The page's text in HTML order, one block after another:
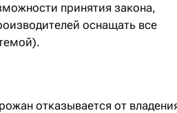
принятия закона,
оснащать все
отказывается от